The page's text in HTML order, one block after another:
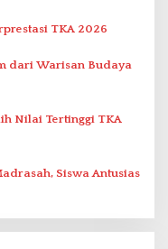
TKA 2026
dari Warisan Budaya
Nilai Tertinggi TKA
Siswa Antusias